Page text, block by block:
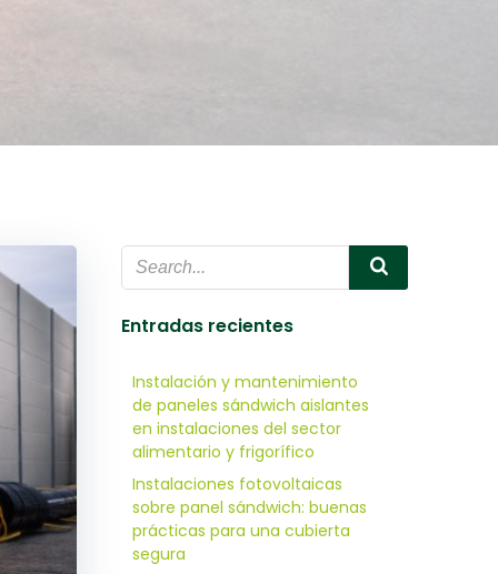
Entradas recientes
Instalación y mantenimiento
de paneles sándwich aislantes
en instalaciones del sector
alimentario y frigorífico
Instalaciones fotovoltaicas
sobre panel sándwich: buenas
prácticas para una cubierta
segura